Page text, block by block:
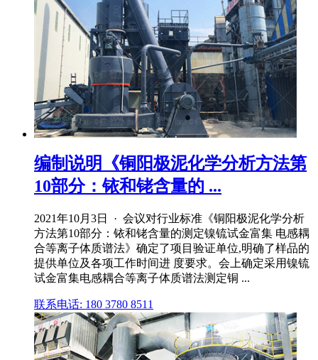
编制说明《铜阳极泥化学分析方法第
10部分：铱和铑含量的 ...
2021年10月3日 · 会议对行业标准《铜阳极泥化学分析
方法第10部分：铱和铑含量的测定镍锍试金富集 电感耦
合等离子体质谱法》确定了项目验证单位,明确了样品的
提供单位及各项工作时间进 度要求。会上确定采用镍锍
试金富集电感耦合等离子体质谱法测定铜 ...
联系电话: 180 3780 8511